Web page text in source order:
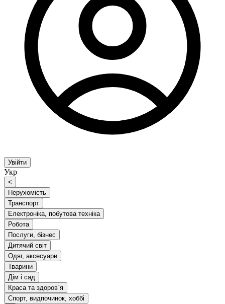
Увійти
Укр
<
Нерухомість
Транспорт
Електроніка, побутова техніка
Робота
Послуги, бізнес
Дитячий світ
Одяг, аксесуари
Тварини
Дім і сад
Краса та здоров`я
Спорт, видпочинок, хоббі